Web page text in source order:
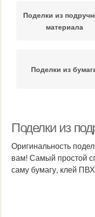
Поделки из
материала
Поделки из
Полезные поделки
Поделки из
Оригинальность
вам! Самый простой
саму бумагу, клей